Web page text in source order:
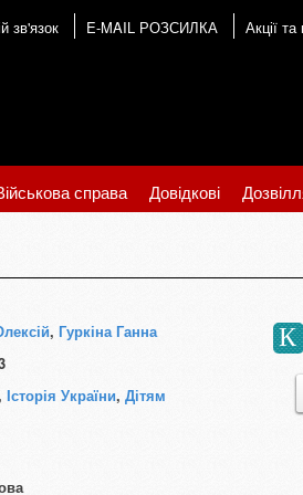
зв'язок E-MAIL РОЗСИЛКА Акції та
справа Довідкові
, Гуркіна Ганна
Історія України, Дітям
К